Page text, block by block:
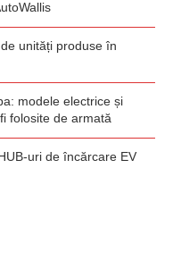
unități produse în
modele electrice și
folosite de armată
uri de încărcare EV